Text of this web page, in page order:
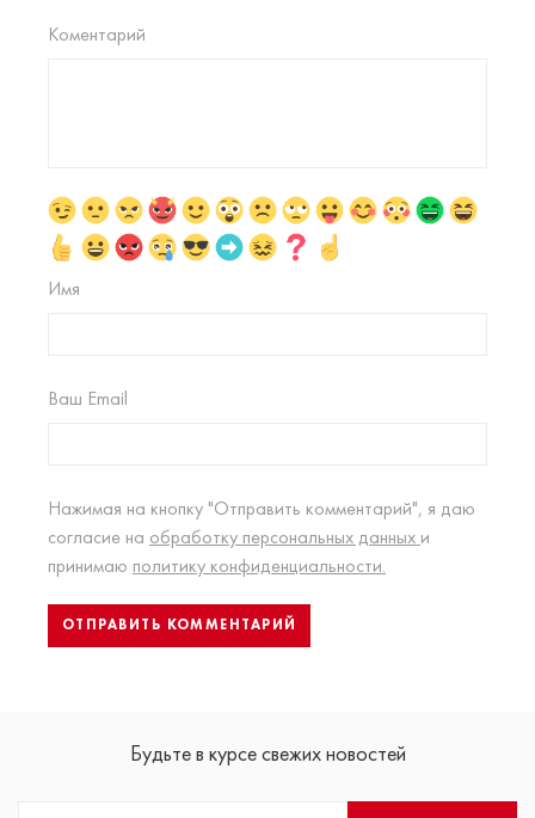
Коментарий
Имя
Ваш Email
Нажимая на кнопку "Отправить комментарий", я даю
согласие на обработку персональных данных и
принимаю политику конфиденциальности.
Будьте в курсе свежих новостей